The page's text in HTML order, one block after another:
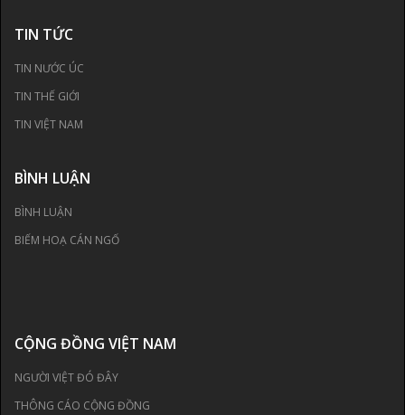
TIN TỨC
TIN NƯỚC ÚC
TIN THẾ GIỚI
TIN VIỆT NAM
BÌNH LUẬN
BÌNH LUẬN
BIẾM HOẠ CÁN NGỐ
CỘNG ĐỒNG VIỆT NAM
NGƯỜI VIỆT ĐÓ ĐÂY
THÔNG CÁO CỘNG ĐỒNG